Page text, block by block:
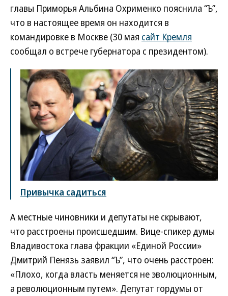
главы Приморья Альбина Охрименко пояснила “Ъ”,
что в настоящее время он находится в
командировке в Москве (30 мая сайт Кремля
сообщал о встрече губернатора с президентом).
Привычка садиться
А местные чиновники и депутаты не скрывают,
что расстроены происшедшим. Вице-спикер думы
Владивостока глава фракции «Единой России»
Дмитрий Пенязь заявил “Ъ”, что очень расстроен:
«Плохо, когда власть меняется не эволюционным,
а революционным путем». Депутат гордумы от